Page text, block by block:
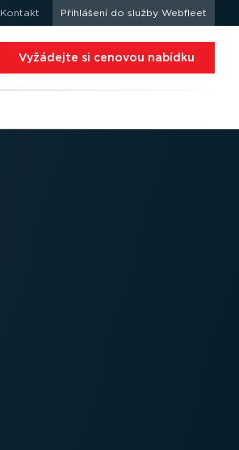
Kontakt Přihlášení do služby Webfleet
Vyžádejte si cenovou nabídku